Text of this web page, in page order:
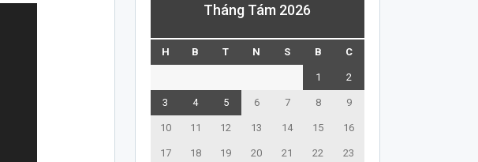
Tháng Tám 2026
H B T N S B C
1 2
3 4 5 6 7 8 9
10 11 12 13 14 15 16
17 18 19 20 21 22 23